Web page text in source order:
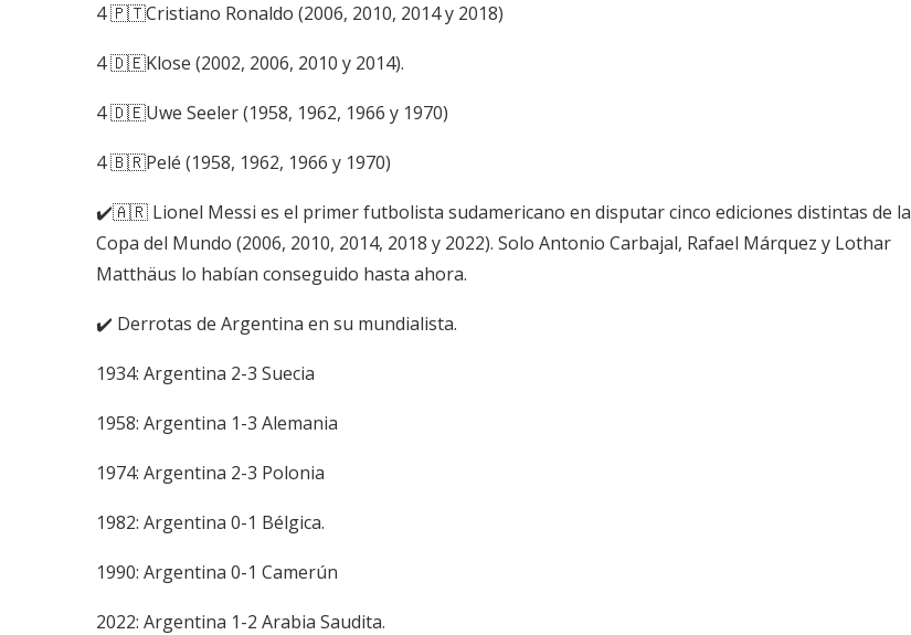
4 🇵🇹Cristiano Ronaldo (2006, 2010, 2014 y 2018)
4 🇩🇪Klose (2002, 2006, 2010 y 2014).
4 🇩🇪Uwe Seeler (1958, 1962, 1966 y 1970)
4 🇧🇷Pelé (1958, 1962, 1966 y 1970)
✔️🇦🇷 Lionel Messi es el primer futbolista sudamericano en disputar cinco ediciones distintas de la
Copa del Mundo (2006, 2010, 2014, 2018 y 2022). Solo Antonio Carbajal, Rafael Márquez y Lothar
Matthäus lo habían conseguido hasta ahora.
✔️ Derrotas de Argentina en su mundialista.
1934: Argentina 2-3 Suecia
1958: Argentina 1-3 Alemania
1974: Argentina 2-3 Polonia
1982: Argentina 0-1 Bélgica.
1990: Argentina 0-1 Camerún
2022: Argentina 1-2 Arabia Saudita.